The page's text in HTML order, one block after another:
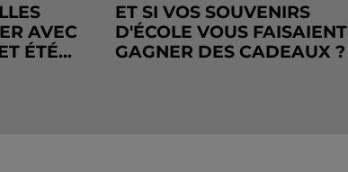
AVEC
ÉTÉ...
ET SI VOS SOUVENIRS
D'ÉCOLE VOUS FAISAIENT
GAGNER DES CADEAUX ?